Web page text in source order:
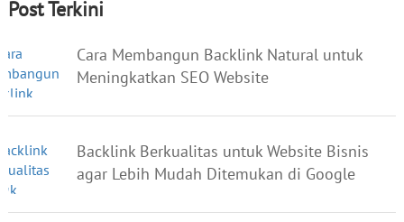
Post Terkini
Cara Membangun Backlink Natural untuk
Meningkatkan SEO Website
Backlink Berkualitas untuk Website Bisnis
agar Lebih Mudah Ditemukan di Google